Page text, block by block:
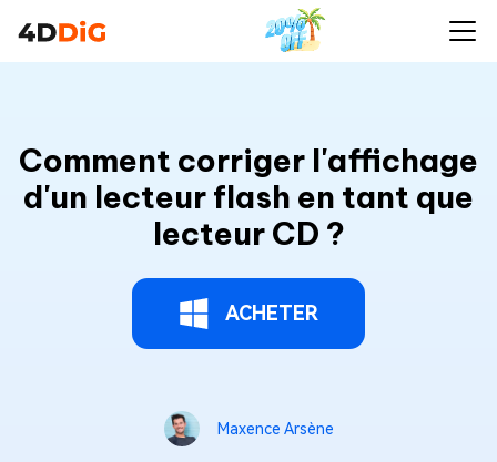
Comment corriger l'affichage
d'un lecteur flash en tant que
lecteur CD ?
ACHETER
Maxence Arsène